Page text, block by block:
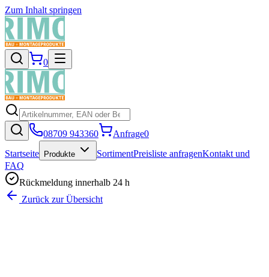
Zum Inhalt springen
0
08709 943360 Anfrage0
Startseite
Produkte SortimentPreisliste anfragenKontakt und
FAQ
Rückmeldung innerhalb 24 h
Zurück zur Übersicht